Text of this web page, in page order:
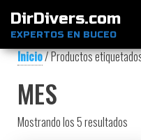
DirDivers.com
EXPERTOS EN BUCEO
Inicio/ Productos etiquetados
MES
Mostrando los 5 resultados